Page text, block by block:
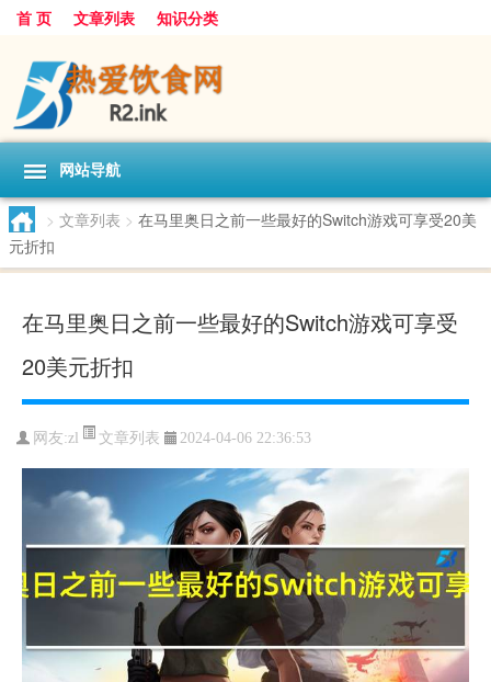
首 页 文章列表 知识分类
网站导航
> 文章列表 > 在马里奥日之前一些最好的Switch游戏可享受20美
元折扣
在马里奥日之前一些最好的Switch游戏可享受
20美元折扣
网友:zl 文章列表 2024-04-06 22:36:53